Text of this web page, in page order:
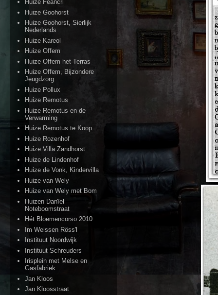
Huize Feancri
Huize Goohorst
Huize Goohorst, Sierlijk
Nederlands
Huize Kareol
Huize Offem
Huize Offem het Terras
Huize Offem, Bijzondere
Jeugdzorg
Huize Pollux
Huize Remotus
Huize Remotus en de
Verwarming
Huize Remotus te Koop
Huize Rozenhof
Huize Villa Zandhorst
Huize de Lindenhof
Huize de Vonk, Kindervilla
Huize van Wely
Huize van Wely met Bom
Huizen Danïel
Noteboomstraat
Hét Bloemencorso 2010
Im Weissen Röss'l
Instituut Noordwijk
Instituut Schreuders
Irisplein met Melse en
Gasfabriek
Jan Kloos
Jan Kloosstraat